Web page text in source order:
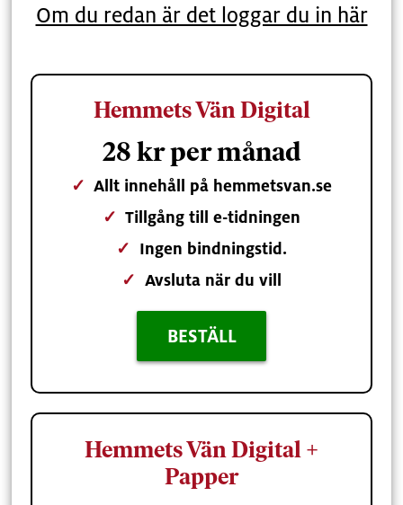
Om du redan är det loggar du in här
Hemmets Vän Digital
28 kr per månad
✓ Allt innehåll på hemmetsvan.se
✓ Tillgång till e-tidningen
✓ Ingen bindningstid.
✓ Avsluta när du vill
BESTÄLL
Hemmets Vän Digital +
Papper